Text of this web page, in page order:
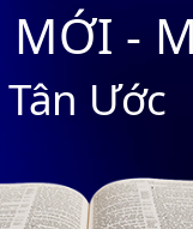
MỚI -
Tân Ước